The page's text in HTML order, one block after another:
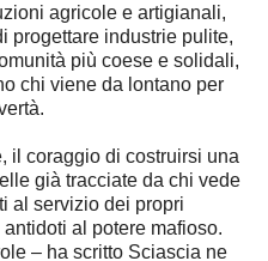
agricole e artigianali,
progettare industrie pulite,
più coese e solidali,
chi viene da lontano per
il coraggio di costruirsi una
già tracciate da chi vede
al servizio dei propri
al potere mafioso.
– ha scritto Sciascia ne